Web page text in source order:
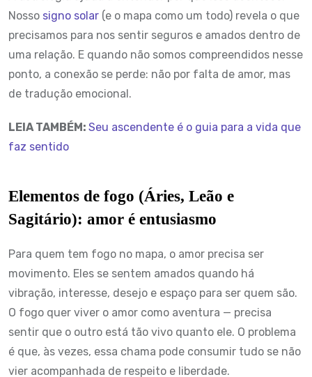
Nosso signo solar (e o mapa como um todo) revela o que
precisamos para nos sentir seguros e amados dentro de
uma relação. E quando não somos compreendidos nesse
ponto, a conexão se perde: não por falta de amor, mas
de tradução emocional.
LEIA TAMBÉM: Seu ascendente é o guia para a vida que
faz sentido
Elementos de fogo (Áries, Leão e
Sagitário): amor é entusiasmo
Para quem tem fogo no mapa, o amor precisa ser
movimento. Eles se sentem amados quando há
vibração, interesse, desejo e espaço para ser quem são.
O fogo quer viver o amor como aventura — precisa
sentir que o outro está tão vivo quanto ele. O problema
é que, às vezes, essa chama pode consumir tudo se não
vier acompanhada de respeito e liberdade.